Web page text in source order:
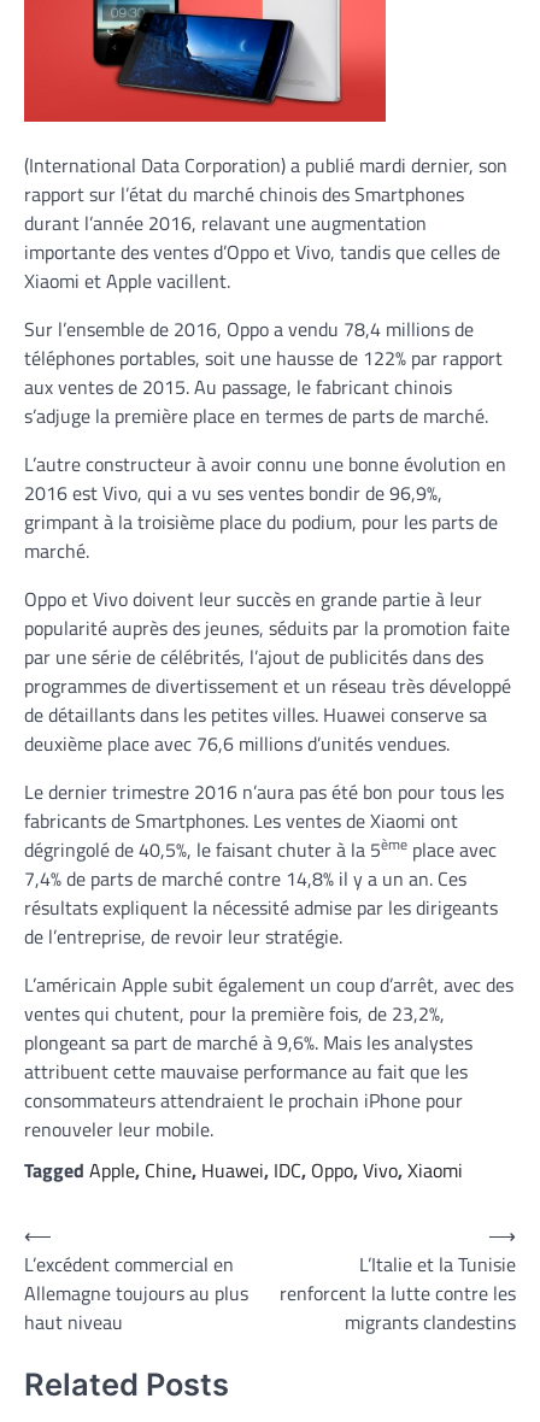
(International Data Corporation) a publié mardi dernier, son
rapport sur l’état du marché chinois des Smartphones
durant l’année 2016, relavant une augmentation
importante des ventes d’Oppo et Vivo, tandis que celles de
Xiaomi et Apple vacillent.
Sur l’ensemble de 2016, Oppo a vendu 78,4 millions de
téléphones portables, soit une hausse de 122% par rapport
aux ventes de 2015. Au passage, le fabricant chinois
s’adjuge la première place en termes de parts de marché.
L’autre constructeur à avoir connu une bonne évolution en
2016 est Vivo, qui a vu ses ventes bondir de 96,9%,
grimpant à la troisième place du podium, pour les parts de
marché.
Oppo et Vivo doivent leur succès en grande partie à leur
popularité auprès des jeunes, séduits par la promotion faite
par une série de célébrités, l’ajout de publicités dans des
programmes de divertissement et un réseau très développé
de détaillants dans les petites villes. Huawei conserve sa
deuxième place avec 76,6 millions d’unités vendues.
Le dernier trimestre 2016 n’aura pas été bon pour tous les
fabricants de Smartphones. Les ventes de Xiaomi ont
dégringolé de 40,5%, le faisant chuter à la 5ème place avec
7,4% de parts de marché contre 14,8% il y a un an. Ces
résultats expliquent la nécessité admise par les dirigeants
de l’entreprise, de revoir leur stratégie.
L’américain Apple subit également un coup d’arrêt, avec des
ventes qui chutent, pour la première fois, de 23,2%,
plongeant sa part de marché à 9,6%. Mais les analystes
attribuent cette mauvaise performance au fait que les
consommateurs attendraient le prochain iPhone pour
renouveler leur mobile.
Tagged Apple, Chine, Huawei, IDC, Oppo,Vivo,Xiaomi
Navigation
de
l’article
⟵
L’excédent commercial en
Allemagne toujours au plus
haut niveau
L’Italie et la Tunisie
renforcent la lutte contre les
migrants clandestins
⟶
Related Posts